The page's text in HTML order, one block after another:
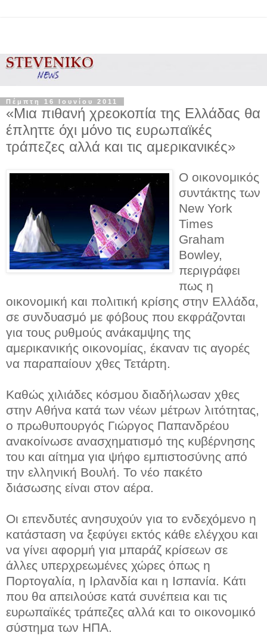
Πέμπτη 16 Ιουνίου 2011
«Μια πιθανή χρεοκοπία της Ελλάδας θα
έπληττε όχι μόνο τις ευρωπαϊκές
τράπεζες αλλά και τις αμερικανικές»
Ο οικονομικός
συντάκτης των
New York
Times
Graham
Bowley,
περιγράφει
πως η
οικονομική και πολιτική κρίσης στην Ελλάδα,
σε συνδυασμό με φόβους που εκφράζονται
για τους ρυθμούς ανάκαμψης της
αμερικανικής οικονομίας, έκαναν τις αγορές
να παραπαίουν χθες Τετάρτη.
Καθώς χιλιάδες κόσμου διαδήλωσαν χθες
στην Αθήνα κατά των νέων μέτρων λιτότητας,
ο πρωθυπουργός Γιώργος Παπανδρέου
ανακοίνωσε ανασχηματισμό της κυβέρνησης
του και αίτημα για ψήφο εμπιστοσύνης από
την ελληνική Βουλή. Το νέο πακέτο
διάσωσης είναι στον αέρα.
Οι επενδυτές ανησυχούν για το ενδεχόμενο η
κατάσταση να ξεφύγει εκτός κάθε ελέγχου και
να γίνει αφορμή για μπαράζ κρίσεων σε
άλλες υπερχρεωμένες χώρες όπως η
Πορτογαλία, η Ιρλανδία και η Ισπανία. Κάτι
που θα απειλούσε κατά συνέπεια και τις
ευρωπαϊκές τράπεζες αλλά και το οικονομικό
σύστημα των ΗΠΑ.